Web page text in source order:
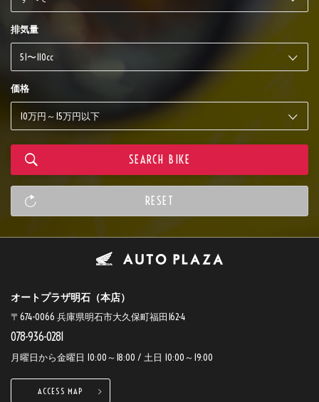
排気量
価格
オートプラザ明石（本店）
〒674-0066 兵庫県明石市大久保町福田162-4
078-936-0281
月曜日から金曜日 10:00～18:00 / 土日 10:00～19:00
ACCESS MAP